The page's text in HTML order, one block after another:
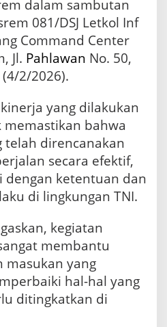
dalam sambutan
081/DSJ Letkol Inf
Command Center
Jl. Pahlawan No. 50,
(4/2/2026).
yang dilakukan
bahwa
telah direncanakan
secara efektif,
dengan ketentuan dan
di lingkungan TNI.
kegiatan
membantu
masukan yang
hal-hal yang
ditingkatkan di